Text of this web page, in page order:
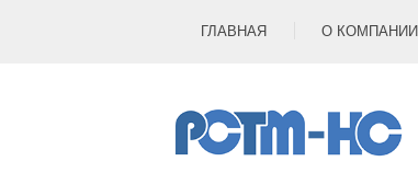
ГЛАВНАЯ О КОМПАНИИ